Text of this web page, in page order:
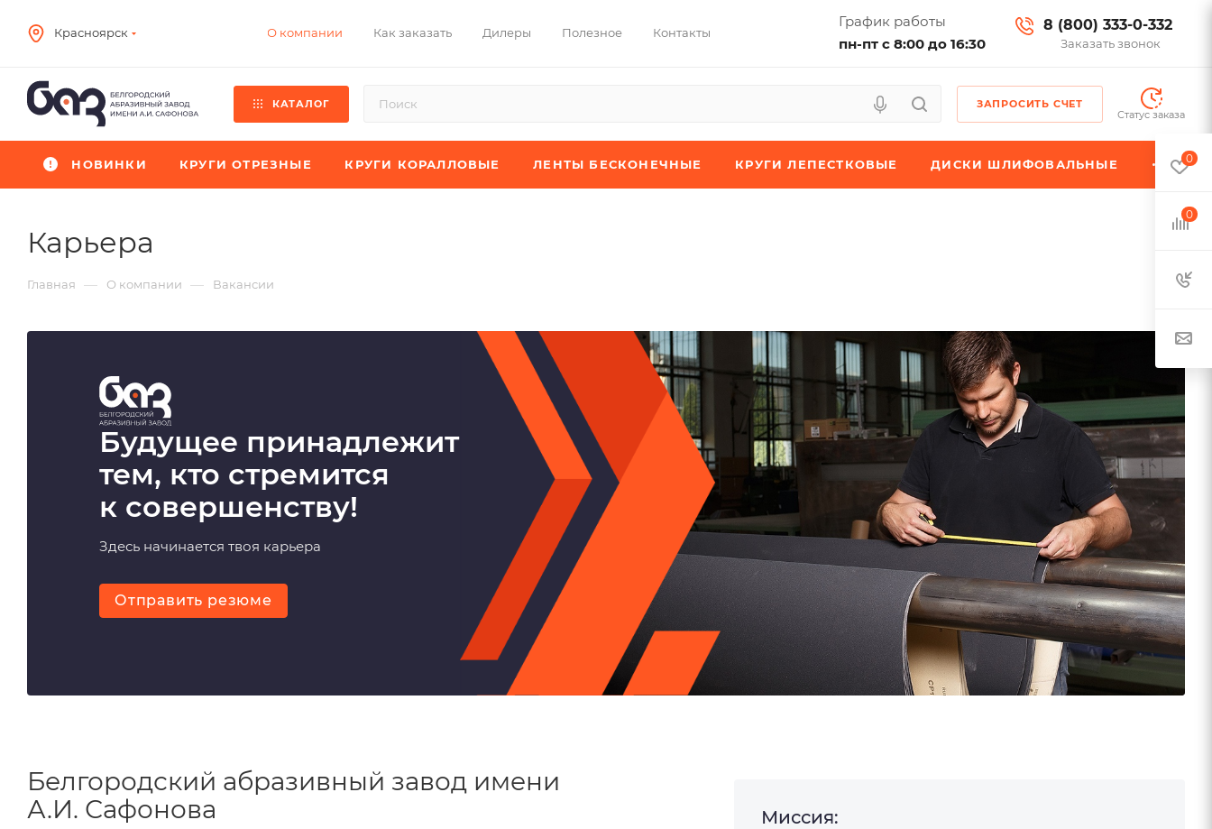
Красноярск О компании Как заказать Дилеры Полезное Контакты
График работы
пн-пт с 8:00 до 16:30
8 (800) 333-0-332
Заказать звонок
КАТАЛОГ
ЗАПРОСИТЬ СЧЕТ
Статус заказа
НОВИНКИ КРУГИ ОТРЕЗНЫЕ КРУГИ КОРАЛЛОВЫЕ ЛЕНТЫ БЕСКОНЕЧНЫЕ КРУГИ ЛЕПЕСТКОВЫЕ ДИСКИ ШЛИФОВАЛЬНЫЕ
Карьера
Главная — О компании — Вакансии
Будущее принадлежит
тем, кто стремится
к совершенству!
Здесь начинается твоя карьера
Отправить резюме
Белгородский абразивный завод имени
А.И. Сафонова
Миссия:
0
0